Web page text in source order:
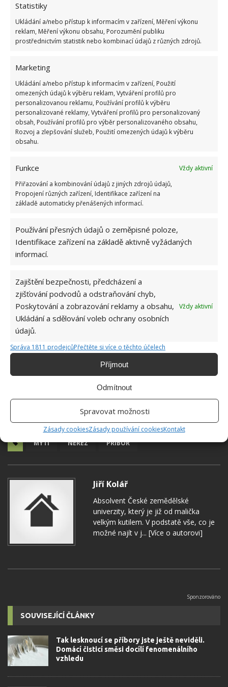
Statistiky
Ukládání a/nebo přístup k informacím v zařízení, Měření výkonu
reklam, Měření výkonu obsahu, Porozumění publiku
prostřednictvím statistik nebo kombinací údajů z různých zdrojů.
Marketing
Ukládání a/nebo přístup k informacím v zařízení, Použití
omezených údajů k výběru reklam, Vytváření profilů pro
personalizovanou reklamu, Používání profilů k výběru
personalizované reklamy, Vytváření profilů pro personalizovaný
obsah, Používání profilů pro výběr personalizovaného obsahu,
Rozvoj a zlepšování služeb, Použití omezených údajů k výběru
obsahu.
Funkce
Vždy aktivní
Přiřazování a kombinování údajů z jiných zdrojů údajů,
Propojení různých zařízení, Identifikace zařízení na
základě automaticky přenášených informací.
Používání přesných údajů o zeměpisné poloze,
Identifikace zařízení na základě aktivně vyžádaných
informací.
Zajištění bezpečnosti, předcházení a
zjišťování podvodů a odstraňování chyb,
Poskytování a zobrazování reklamy a obsahu,
Ukládání a sdělování voleb ochrany osobních
údajů.
Vždy aktivní
Správa 1811 prodejcůPřečtěte si více o těchto účelech
Příjmout
Odmítnout
Spravovat možnosti
Zásady cookiesZásady používání cookiesKontakt
Škrob z brambor
Tmavý povlak z nerezového nádobí dokáže účinně
odstranit i škrob, který brambory obsahují.
nerezové příbory jimi vydrhněte. Nakonec nádobí
pečlivě opláchněte vodou a vysušte.
Zubní pasta
Abyste odstranili nečistotu i z těžko dostupných
míst, použijte obyčejnou zubní pastu. Vlhkým
vidličky a nechte 10 minut působit. Následně
příbory opláchněte pod proudem vody a vysušte je,
aby byly dokonale lesklé.
MYTÍ NEREZ PŘÍBOR
Jiří Kolář
Absolvent České zemědělské
univerzity, který je již od malička
velkým kutilem. V podstatě vše, co je
možné najít v j... [Více o autorovi]
SOUVISEJÍCÍ ČLÁNKY
Tak lesknoucí se příbory jste ještě neviděli.
Domácí čisticí směsi docílí fenomenálního
vzhledu